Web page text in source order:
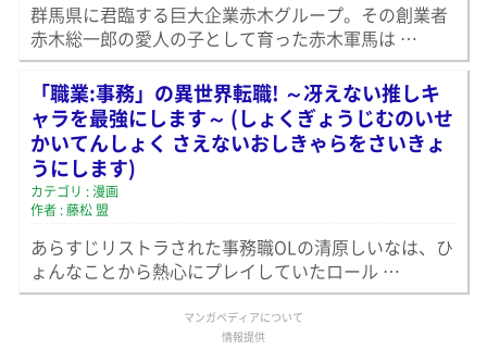
群馬県に君臨する巨大企業赤木グループ。その創業者
赤木総一郎の愛人の子として育った赤木軍馬は …
「職業:事務」の異世界転職! ～冴えない推しキ
ャラを最強にします～ (しょくぎょうじむのいせ
かいてんしょく さえないおしきゃらをさいきょ
うにします)
カテゴリ : 漫画
作者 : 藤松 盟
あらすじリストラされた事務職OLの清原しいなは、ひ
ょんなことから熱心にプレイしていたロール …
マンガペディアについて
情報提供